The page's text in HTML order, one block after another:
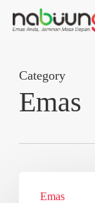
Skip
contentCategory
Emas
Emas